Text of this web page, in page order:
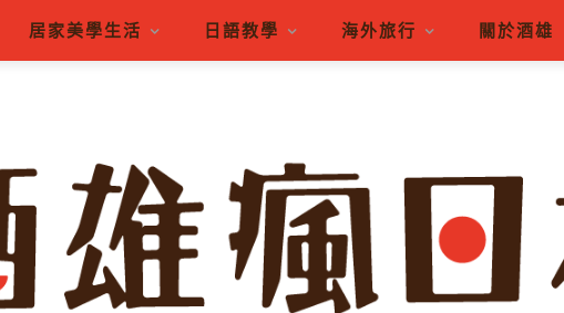
居家美學生活 日語教學 海外旅行 關於酒雄